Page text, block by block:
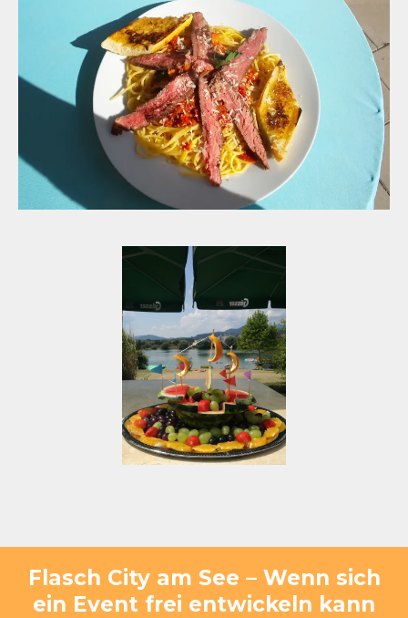
Flasch City am See – Wenn sich
ein Event frei entwickeln kann